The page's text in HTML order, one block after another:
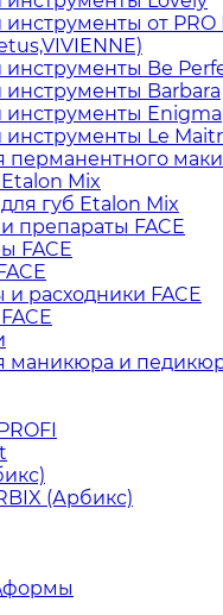
от PRO
Be
Barbara
Enigma
Le
перманентного
Mix
губ Etalon Mix
препараты FACE
FACE
расходники FACE
маникюра и
(Арбикс)